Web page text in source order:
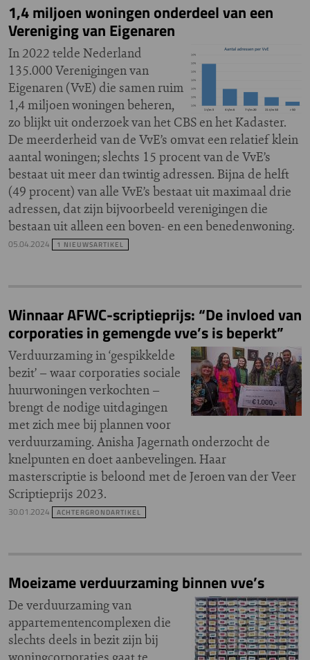
1,4 miljoen woningen onderdeel van een
Vereniging van Eigenaren
In 2022 telde Nederland
135.000 Verenigingen van
Eigenaren (VvE) die samen ruim
1,4 miljoen woningen beheren,
zo blijkt uit onderzoek van het CBS en het Kadaster.
De meerderheid van de VvE’s omvat een relatief klein
aantal woningen; slechts 15 procent van de VvE’s
bestaat uit meer dan twintig adressen. Bijna de helft
(49 procent) van alle VvE’s bestaat uit maximaal drie
adressen, dat zijn bijvoorbeeld verenigingen die
bestaan uit alleen een boven- en een benedenwoning.
05.04.2024 1 NIEUWSARTIKEL
Winnaar AFWC-scriptieprijs: “De invloed van
corporaties in gemengde vve’s is beperkt”
Verduurzaming in ‘gespikkelde
bezit’ – waar corporaties sociale
huurwoningen verkochten –
brengt de nodige uitdagingen
met zich mee bij plannen voor
verduurzaming. Anisha Jagernath onderzocht de
knelpunten en doet aanbevelingen. Haar
masterscriptie is beloond met de Jeroen van der Veer
Scriptieprijs 2023.
30.01.2024 ACHTERGRONDARTIKEL
Moeizame verduurzaming binnen vve’s
De verduurzaming van
appartementencomplexen die
slechts deels in bezit zijn bij